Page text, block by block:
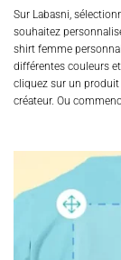
Sur Labasni,
souhaitez
shirt femme
différentes couleurs
cliquez sur un produit
créateur. Ou